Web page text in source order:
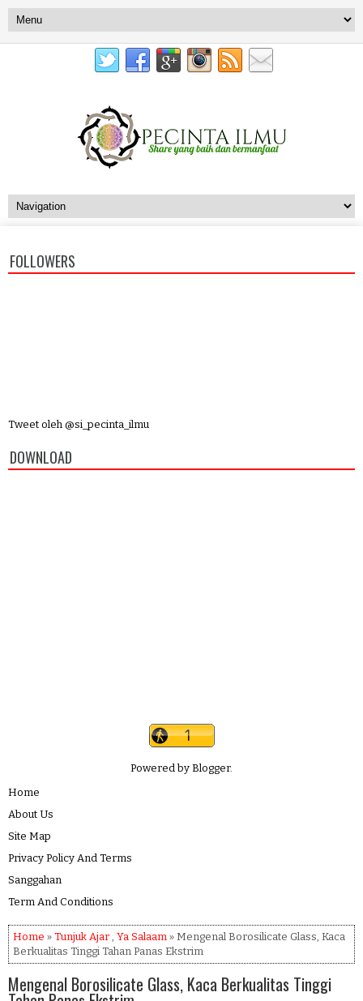
FOLLOWERS
Tweet oleh @si_pecinta_ilmu
DOWNLOAD
Powered by Blogger.
Home
About Us
Site Map
Privacy Policy And Terms
Sanggahan
Term And Conditions
Home » Tunjuk Ajar , Ya Salaam » Mengenal Borosilicate Glass, Kaca
Berkualitas Tinggi Tahan Panas Ekstrim
Mengenal Borosilicate Glass, Kaca Berkualitas Tinggi